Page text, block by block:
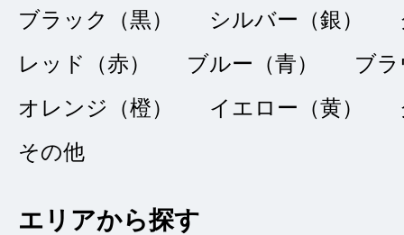
2021/11/21
販売店の評価
接客： 4｜ 雰囲
ブラック（黒）
シルバー（銀）
レッド（赤）
ブルー（青）
ブ
オレンジ（橙）
イエロー（黄）
その他
エリアから探す